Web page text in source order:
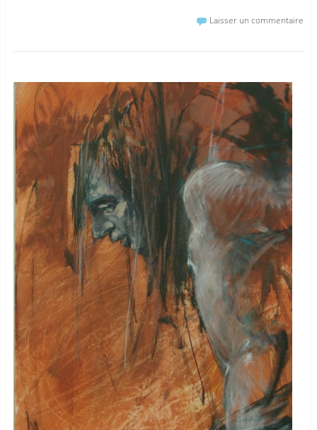
Laisser un commentaire